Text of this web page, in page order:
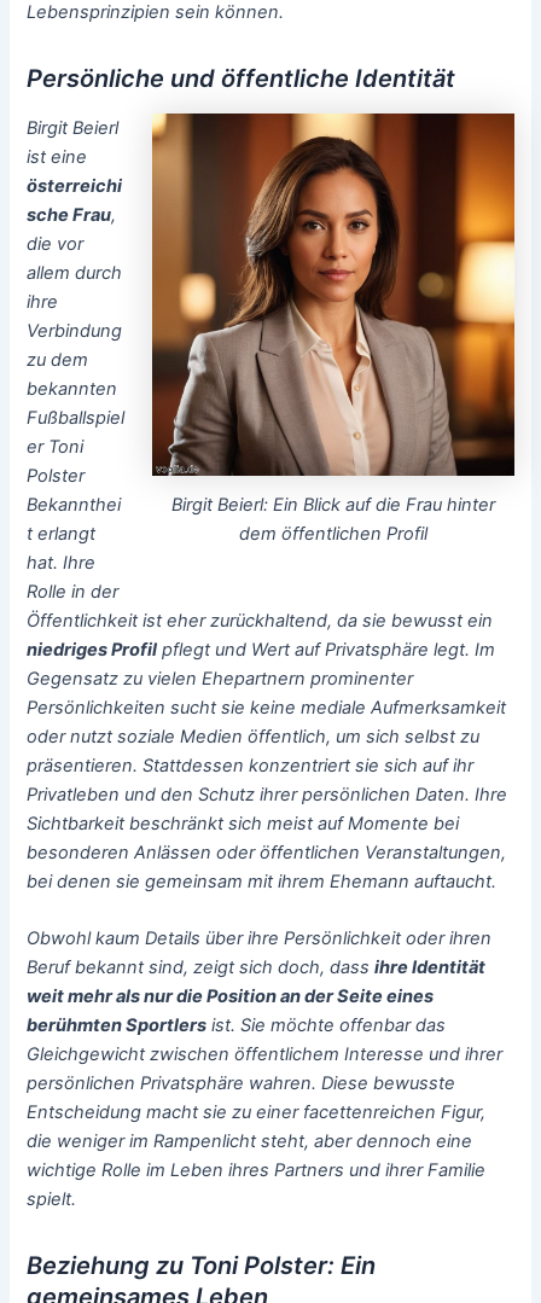
Lebensprinzipien sein können.
Persönliche und öffentliche Identität
Birgit Beierl: Ein Blick auf die Frau hinter
dem öffentlichen Profil
Birgit Beierl
ist eine
österreichi
sche Frau,
die vor
allem durch
ihre
Verbindung
zu dem
bekannten
Fußballspiel
er Toni
Polster
Bekannthei
t erlangt
hat. Ihre
Rolle in der
Öffentlichkeit ist eher zurückhaltend, da sie bewusst ein
niedriges Profil pflegt und Wert auf Privatsphäre legt. Im
Gegensatz zu vielen Ehepartnern prominenter
Persönlichkeiten sucht sie keine mediale Aufmerksamkeit
oder nutzt soziale Medien öffentlich, um sich selbst zu
präsentieren. Stattdessen konzentriert sie sich auf ihr
Privatleben und den Schutz ihrer persönlichen Daten. Ihre
Sichtbarkeit beschränkt sich meist auf Momente bei
besonderen Anlässen oder öffentlichen Veranstaltungen,
bei denen sie gemeinsam mit ihrem Ehemann auftaucht.
Obwohl kaum Details über ihre Persönlichkeit oder ihren
Beruf bekannt sind, zeigt sich doch, dassihre Identität
weit mehr als nur die Position an der Seite eines
berühmten Sportlers ist. Sie möchte offenbar das
Gleichgewicht zwischen öffentlichem Interesse und ihrer
persönlichen Privatsphäre wahren. Diese bewusste
Entscheidung macht sie zu einer facettenreichen Figur,
die weniger im Rampenlicht steht, aber dennoch eine
wichtige Rolle im Leben ihres Partners und ihrer Familie
spielt.
Beziehung zu Toni Polster: Ein